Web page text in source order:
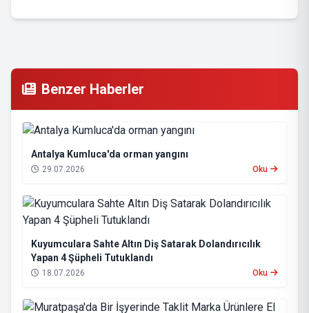
Benzer Haberler
Antalya Kumluca'da orman yangını
29.07.2026 Oku
Kuyumculara Sahte Altın Diş Satarak Dolandırıcılık
Yapan 4 Şüpheli Tutuklandı
18.07.2026 Oku